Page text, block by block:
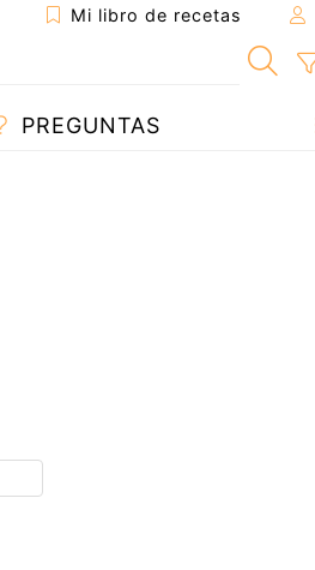
Mi libro de recetas
PREGUNTAS